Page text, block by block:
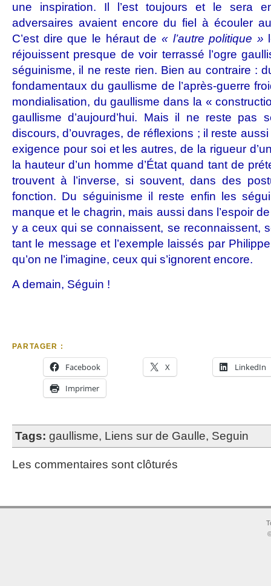
une inspiration. Il l’est toujours et le sera
adversaires avaient encore du fiel à écouler
C’est dire que le héraut de « l’autre politique »
réjouissent presque de voir terrassé l’ogre
séguinisme, il ne reste rien. Bien au contraire :
fondamentaux du gaullisme de l’après-guerre
mondialisation, du gaullisme dans la «
gaullisme d’aujourd’hui. Mais il ne reste pas
discours, d’ouvrages, de réflexions ; il reste aussi
exigence pour soi et les autres, de la rigueur
la hauteur d’un homme d’État quand tant de
trouvent à l’inverse, si souvent, dans des
fonction. Du séguinisme il reste enfin les
manque et le chagrin, mais aussi dans l’espoir
y a ceux qui se connaissent, se reconnaissent,
tant le message et l’exemple laissés par
qu’on ne l’imagine, ceux qui s’ignorent encore.
A demain, Séguin !
PARTAGER :
Facebook X
LinkedIn
Imprimer
Tags: gaullisme, Liens sur de Gaulle, Seguin
Les commentaires sont clôturés